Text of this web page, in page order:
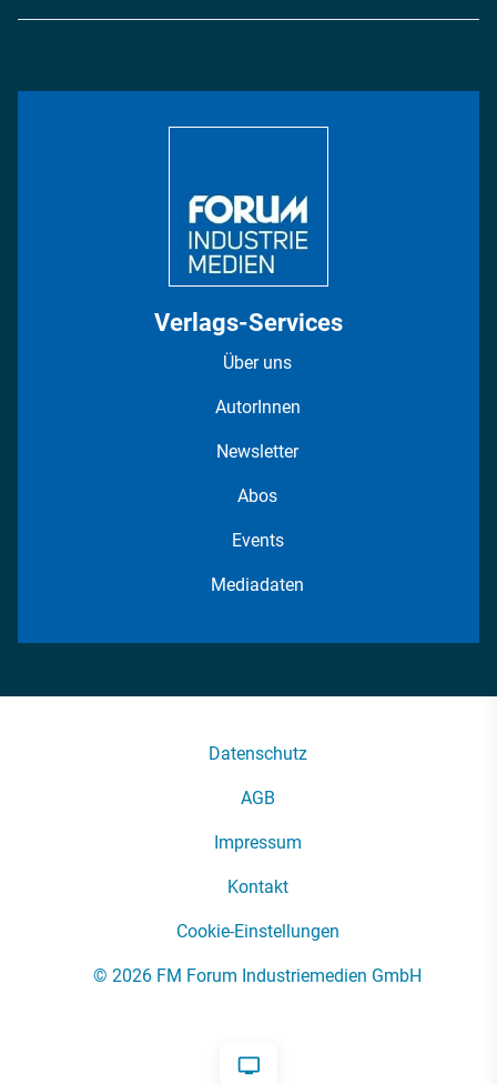
Energie
Verlags-Services
Über uns
AutorInnen
Newsletter
Abos
Events
Mediadaten
Datenschutz
AGB
Impressum
Kontakt
Cookie-Einstellungen
© 2026 FM Forum Industriemedien GmbH